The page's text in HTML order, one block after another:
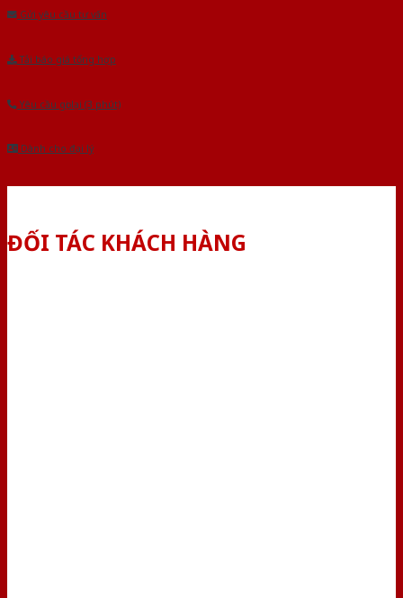
Gửi yêu cầu tư vấn
Tải báo giá tổng hợp
Yêu cầu gọi lại (3 phút)
Dành cho đại lý
ĐỐI TÁC KHÁCH HÀNG